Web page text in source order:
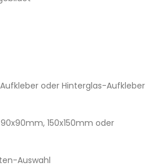
oder Hinterglas-Aufkleber
150x150mm oder
Auswahl